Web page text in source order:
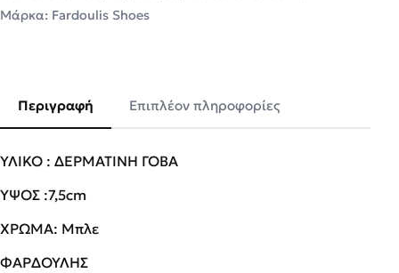
Μάρκα: Fardoulis Shoes
Περιγραφή Επιπλέον πληροφορίες
ΥΛΙΚΟ : ΔΕΡΜΑΤΙΝΗ ΓΟΒΑ
ΥΨΟΣ :7,5cm
ΧΡΩΜΑ: Μπλε
ΦΑΡΔΟΥΛΗΣ